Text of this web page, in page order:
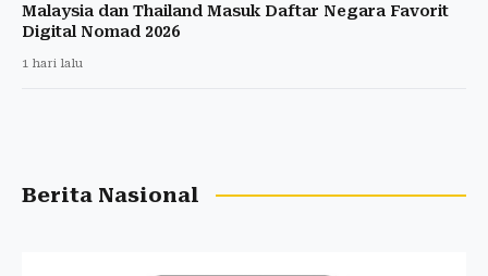
Malaysia dan Thailand Masuk Daftar Negara Favorit
Digital Nomad 2026
1 hari lalu
Berita Nasional